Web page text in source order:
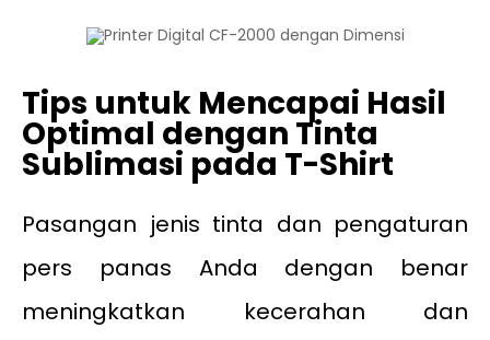
Tips untuk Mencapai Hasil
Optimal dengan Tinta
Sublimasi pada T-Shirt
Pasangan jenis tinta dan pengaturan
pers panas Anda dengan benar
meningkatkan kecerahan dan